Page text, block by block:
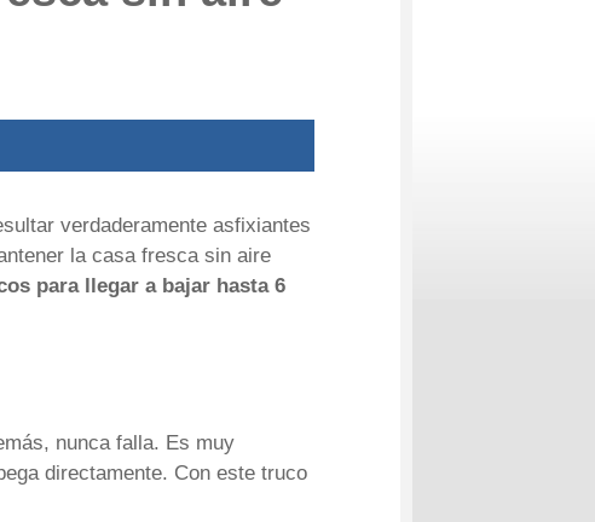
verdaderamente asfixiantes
la casa fresca sin aire
para llegar a bajar hasta 6
nunca falla. Es muy
directamente. Con este truco